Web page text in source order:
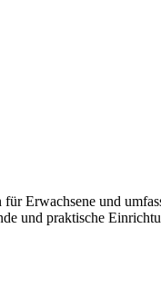
Erwachsene und
und praktische